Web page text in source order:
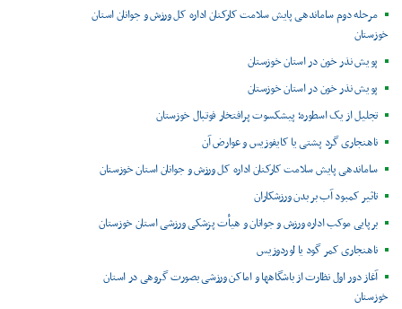
مرحله دوم ساماندهی پایش سلامت کارکنان اداره کل ورزش و جوانان استان
خوزستان
پویش نذر خون در استان خوزستان
پویش نذر خون در استان خوزستان
تجلیل از یک اسطوره؛ پیشکسوت پرافتخار فوتبال خوزستان
ناهنجاری گرد پشتی یا کایفوزیس و عوارض آن
ساماندهی پایش سلامت کارکنان اداره کل ورزش و جوانان استان خوزستان
تاثیر کمبود آب بر بدن ورزشکاران
برپایی موکب اداره ورزش و جوانان و هیأت پزشکی ورزشی استان خوزستان
ناهنجاری کمر گود یا لوردوزیس
آغاز دور اول نظارت از باشگاهها و اماکن ورزشی بصورت گروهی در استان
خوزستان